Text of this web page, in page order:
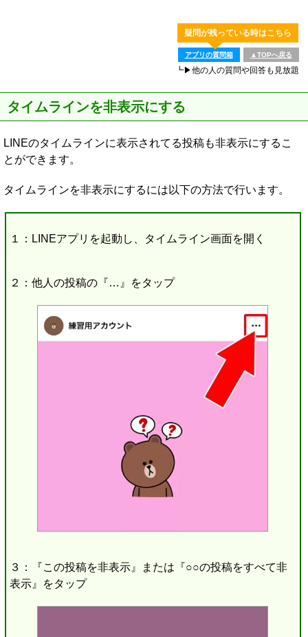
疑問が残っている時はこちら
アプリの質問箱 ▲TOPへ戻る
┗▶他の人の質問や回答も見放題
タイムラインを非表示にする
LINEのタイムラインに表示されてる投稿も非表示にするこ
とができます。
タイムラインを非表示にするには以下の方法で行います。
１：LINEアプリを起動し、タイムライン画面を開く
２：他人の投稿の『…』をタップ
３：『この投稿を非表示』または『○○の投稿をすべて非
表示』をタップ